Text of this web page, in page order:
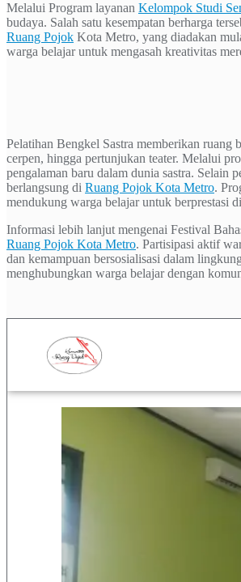
Melalui Program layanan Kelompok Studi
budaya. Salah satu kesempatan berharga
Ruang Pojok Kota Metro, yang diadakan
warga belajar untuk mengasah kreativitas
Pelatihan Bengkel Sastra memberikan
cerpen, hingga pertunjukan teater. Melalui
pengalaman baru dalam dunia sastra. Selain
berlangsung di Ruang Pojok Kota Metro.
mendukung warga belajar untuk berprestasi
Informasi lebih lanjut mengenai Festival
Ruang Pojok Kota Metro. Partisipasi aktif
dan kemampuan bersosialisasi dalam
menghubungkan warga belajar dengan